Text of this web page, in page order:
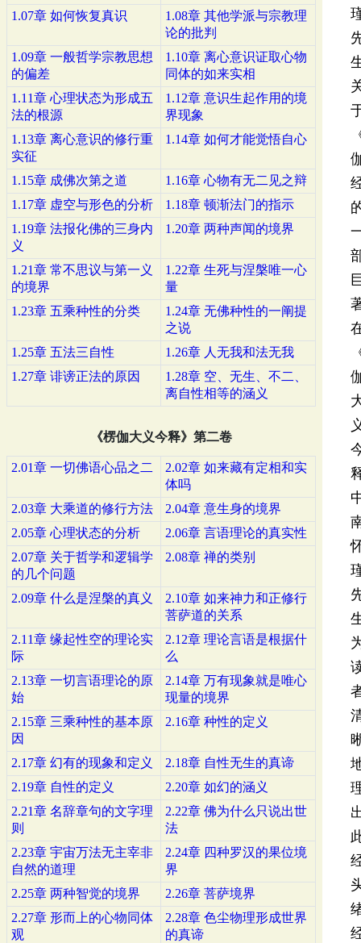
1.07章 如何恢复真识
1.08章 其他学派与宗教理
论的批判
1.09章 一般哲学宗教思想
的偏差
1.10章 离心意识证取心物
同体的如来实相
1.11章 心理状态为形成五
法的根源
1.12章 意识生起作用的境
界现象
1.13章 离心意识的修行重
实征
1.14章 如何才能觉悟自心
1.15章 成佛次第之道
1.16章 心物有无二见之辩
1.17章 虚空与形色的分析
1.18章 顿渐法门的指示
1.19章 法报化佛的三身内
义
1.20章 两种声闻的境界
1.21章 常不思议与第一义
的境界
1.22章 生死与涅槃唯一心
量
1.23章 五乘种性的分类
1.24章 无佛种性的一阐提
之说
1.25章 五法三自性
1.26章 人无我和法无我
1.27章 诽谤正法的原因
1.28章 空、无生、不二、
离自性相等的涵义
《楞伽大义今释》第二卷
2.01章 一切佛语心品之二
2.02章 如来藏有定相和实
体吗
2.03章 大乘道的修行方法
2.04章 意生身的境界
2.05章 心理状态的分析
2.06章 言语理论的真实性
2.07章 关于哲学和逻辑学
的几个问题
2.08章 禅的类别
2.09章 什么是涅槃的真义
2.10章 如来神力和正修行
菩萨道的关系
2.11章 缘起性空的理论实
际
2.12章 理论言语是根据什
么
2.13章 一切言语理论的原
始
2.14章 万有现象就是唯心
现量的境界
2.15章 三乘种性的基本原
因
2.16章 种性的定义
2.17章 幻有的现象和定义
2.18章 自性无生的真谛
2.19章 自性的定义
2.20章 如幻的涵义
2.21章 名辞章句的文字理
则
2.22章 佛为什么只说出世
法
2.23章 宇宙万法无主宰非
自然的道理
2.24章 四种罗汉的果位境
界
2.25章 两种智觉的境界
2.26章 菩萨境界
2.27章 形而上的心物同体
观
2.28章 色尘物理形成世界
的真谛